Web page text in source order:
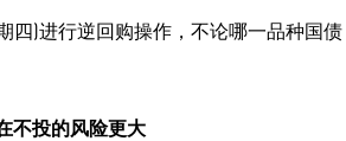
四)进行逆回购操作，不论哪一品种国
不投的风险更大